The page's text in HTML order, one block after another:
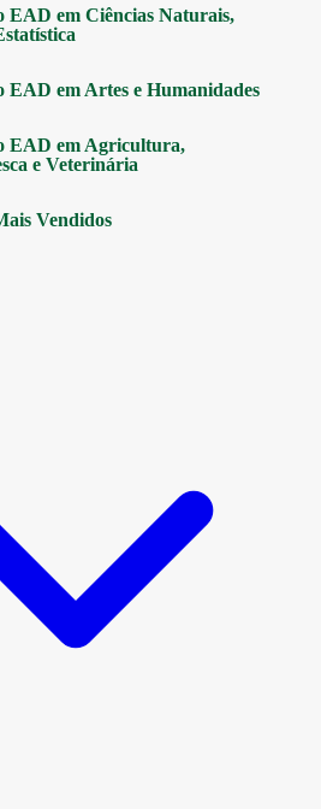
EAD em Ciências Naturais,
EAD em Artes e Humanidades
EAD em Agricultura,
e Veterinária
Vendidos